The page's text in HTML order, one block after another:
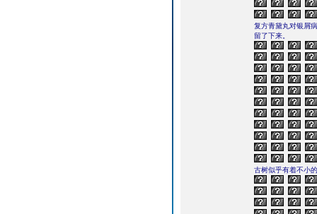
复方青黛丸对银屑
留了下来。
古树似乎有着不小